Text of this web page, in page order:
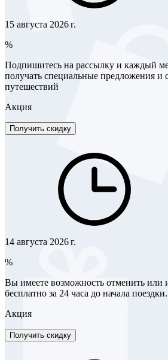
15 августа 2026 г.
%
Подпишитесь на рассылку и каждый
получать специальные предложения и
путешествий
Акция
Получить скидку
14 августа 2026 г.
%
Вы имеете возможность отменить или
бесплатно за 24 часа до начала поездки.
Акция
Получить скидку